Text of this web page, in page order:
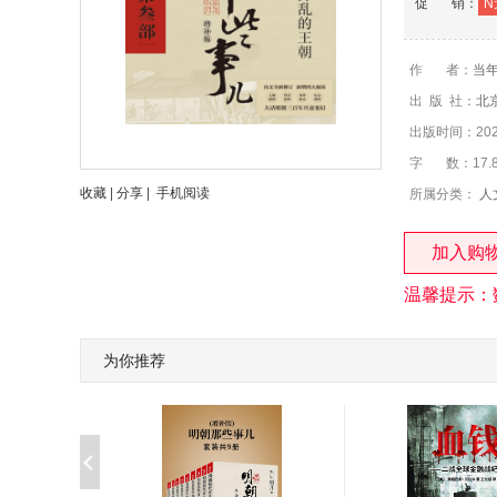
收藏 分享 手机阅读
促 销：
作 者： 当
出 版 社： 北
出版时间：
字 数：
所属分类：
人
加入购
温馨提示
为你推荐